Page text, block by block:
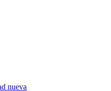
nueva